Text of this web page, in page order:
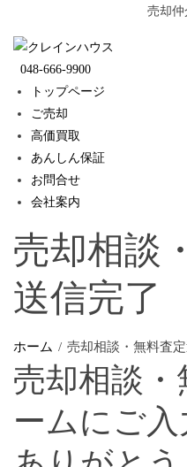
content
売却
048-666-9900
トップページ
ご売却
高価買取
あんしん保証
お問合せ
会社案内
売却相談
送信完了
ホーム 売却相談・無料査
売却相談・
ームにご入